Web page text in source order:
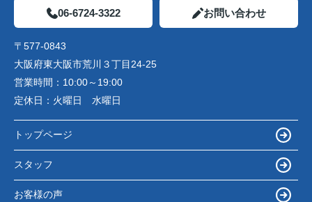
06-6724-3322 お問い合わせ
〒577-0843
大阪府東大阪市荒川３丁目24-25
営業時間： 10:00～19:00
定休日： 火曜日 水曜日
トップページ
スタッフ
お客様の声